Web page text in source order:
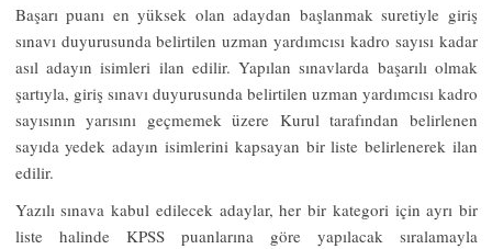
Başarı puanı en yüksek olan adaydan başlanmak suretiyle giriş
sınavı duyurusunda belirtilen uzman yardımcısı kadro sayısı kadar
asıl adayın isimleri ilan edilir. Yapılan sınavlarda başarılı olmak
şartıyla, giriş sınavı duyurusunda belirtilen uzman yardımcısı kadro
sayısının yarısını geçmemek üzere Kurul tarafından belirlenen
sayıda yedek adayın isimlerini kapsayan bir liste belirlenerek ilan
edilir.
Yazılı sınava kabul edilecek adaylar, her bir kategori için ayrı bir
liste halinde KPSS puanlarına göre yapılacak sıralamayla